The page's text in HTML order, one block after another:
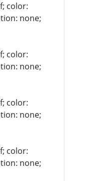
color:
none;
color:
none;
color:
none;
color:
none;